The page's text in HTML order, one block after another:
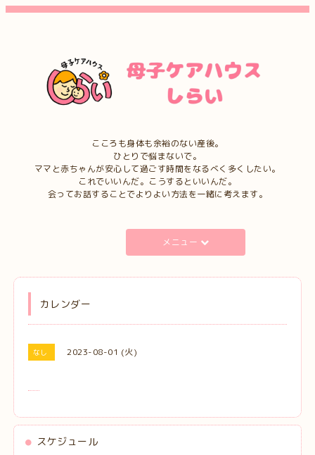
こころも身体も余裕のない産後。
ひとりで悩まないで。
ママと赤ちゃんが安心して過ごす時間をなるべく多くしたい。
これでいいんだ。こうするといいんだ。
会ってお話することでよりよい方法を一緒に考えます。
メニュー
カレンダー
なし 2023-08-01 (火)
スケジュール